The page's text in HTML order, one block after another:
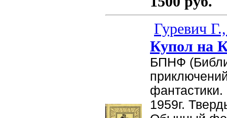
Гуревич
Купол на
БПНФ
1959г.